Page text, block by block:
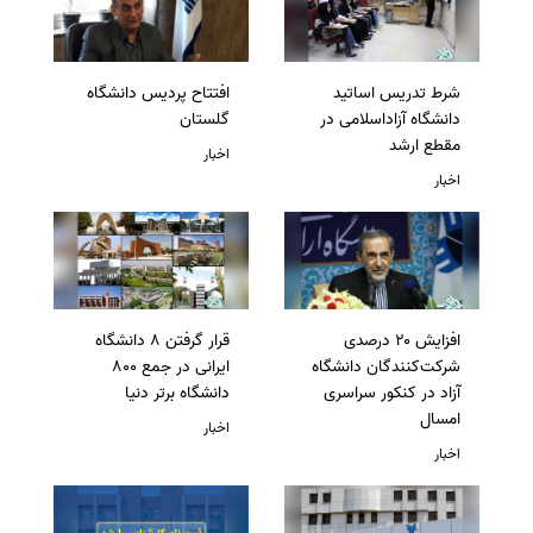
شرط تدریس اساتید
دانشگاه آزاداسلامی در
مقطع ارشد
اخبار
افتتاح پردیس دانشگاه
گلستان
اخبار
افزایش ۲۰ درصدی
شرکت‌کنندگان دانشگاه
آزاد در کنکور سراسری
امسال
اخبار
قرار گرفتن 8 دانشگاه
ایرانی در جمع 800
دانشگاه برتر دنیا
اخبار